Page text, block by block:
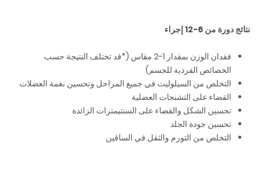
نتائج دورة من 6-12 إجراء
فقدان الوزن بمقدار 1-2 مقاس (*قد تختلف النتيجة حسب
الخصائص الفردية للجسم)
التخلص من السيلوليت في جميع المراحل وتحسين نغمة العضلات
القضاء على التشنجات العضلية
تحسين الشكل والقضاء على السنتيمترات الزائدة
تحسين جودة الجلد
التخلص من التورم والثقل في الساقين